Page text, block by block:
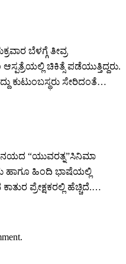
ಬೆಳಗ್ಗೆ ತೀವ್ರ
ಚಿಕಿತ್ಸೆ ಪಡೆಯುತ್ತಿದ್ದರು.
ಕುಟುಂಬಸ್ಥರು ಸೇರಿದಂತೆ…
“ಯುವರತ್ನ”ಸಿನಿಮಾ
ಹಾಗೂ ಹಿಂದಿ ಭಾಷೆಯಲ್ಲಿ
ಪ್ರೇಕ್ಷಕರಲ್ಲಿ ಹೆಚ್ಚಿದೆ.…